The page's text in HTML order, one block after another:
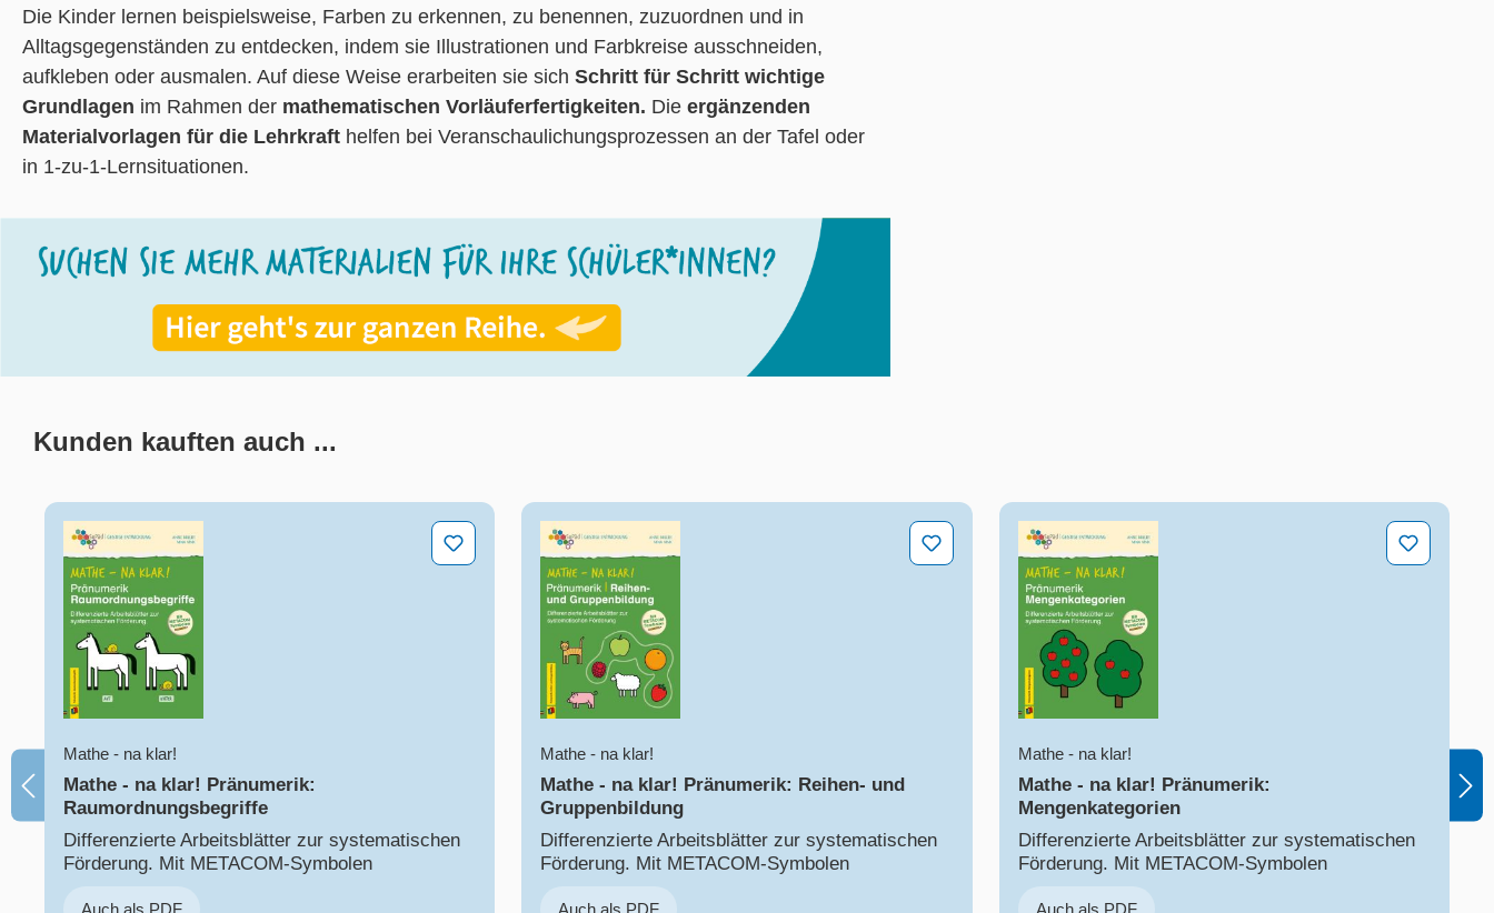
Die Kinder lernen beispielsweise, Farben zu erkennen, zu benennen, zuzuordnen und in
Alltagsgegenständen zu entdecken, indem sie Illustrationen und Farbkreise ausschneiden,
aufkleben oder ausmalen. Auf diese Weise erarbeiten sie sich Schritt für Schritt wichtige
Grundlagen im Rahmen der mathematischen Vorläuferfertigkeiten. Die ergänzenden
Materialvorlagen für die Lehrkraft helfen bei Veranschaulichungsprozessen an der Tafel oder
in 1-zu-1-Lernsituationen.
Kunden kauften auch ...
Mathe - na klar! Pränumerik: Raumordnungsbegriffe
Mathe - na klar!
Mathe - na klar! Pränumerik:
Raumordnungsbegriffe
Differenzierte Arbeitsblätter zur systematischen
Förderung. Mit METACOM-Symbolen
Auch als PDF
Mathe - na klar! Pränumerik: Reihen- und Gruppenbildung
Mathe - na klar!
Mathe - na klar! Pränumerik: Reihen- und
Gruppenbildung
Differenzierte Arbeitsblätter zur systematischen
Förderung. Mit METACOM-Symbolen
Auch als PDF
Mathe - na klar! Pränumerik: Mengenkategorien
Mathe - na klar!
Mathe - na klar! Pränumerik:
Mengenkategorien
Differenzierte Arbeitsblätter zur systematischen
Förderung. Mit METACOM-Symbolen
Auch als PDF